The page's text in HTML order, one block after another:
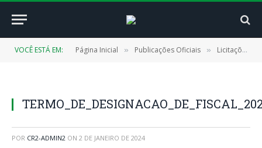
VOCÊ ESTÁ EM: Página Inicial » Publicações Oficiais » Licitações
POR CR2-ADMIN2 ON 2 DE JANEIRO DE 2024